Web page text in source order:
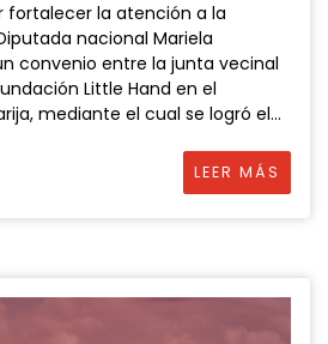
fortalecer la atención a la
nacional Mariela
convenio entre la junta vecinal
Little Hand en el
mediante el cual se logró el...
LEER MÁS